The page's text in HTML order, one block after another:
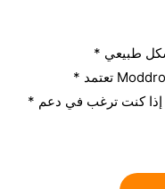
* إذا كنت ترغب في دعم Moddroid ، فالرجاء دعمنا عن طريق إيقاف تشغيل مانع